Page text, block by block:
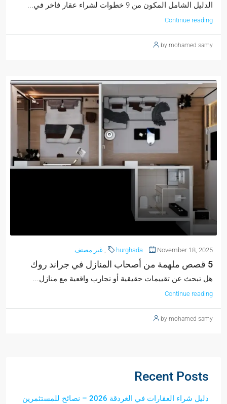
الدليل الشامل المكون من 9 خطوات لشراء عقار فاخر في...
Continue reading
by mohamed samy
November 18, 2025
hurghada
, غير مصنف
5 قصص ملهمة من أصحاب المنازل في جراند روك
هل تبحث عن تقييمات حقيقية أو تجارب واقعية مع منازل...
Continue reading
by mohamed samy
Recent Posts
دليل شراء العقارات في الغردقة 2026 – نصائح للمستثمرين